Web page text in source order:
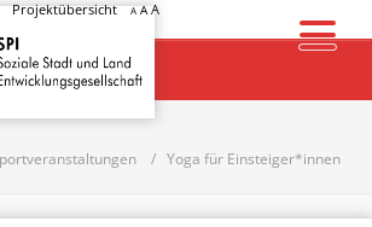
Projektübersicht A AA
Yoga für Einsteiger*innen